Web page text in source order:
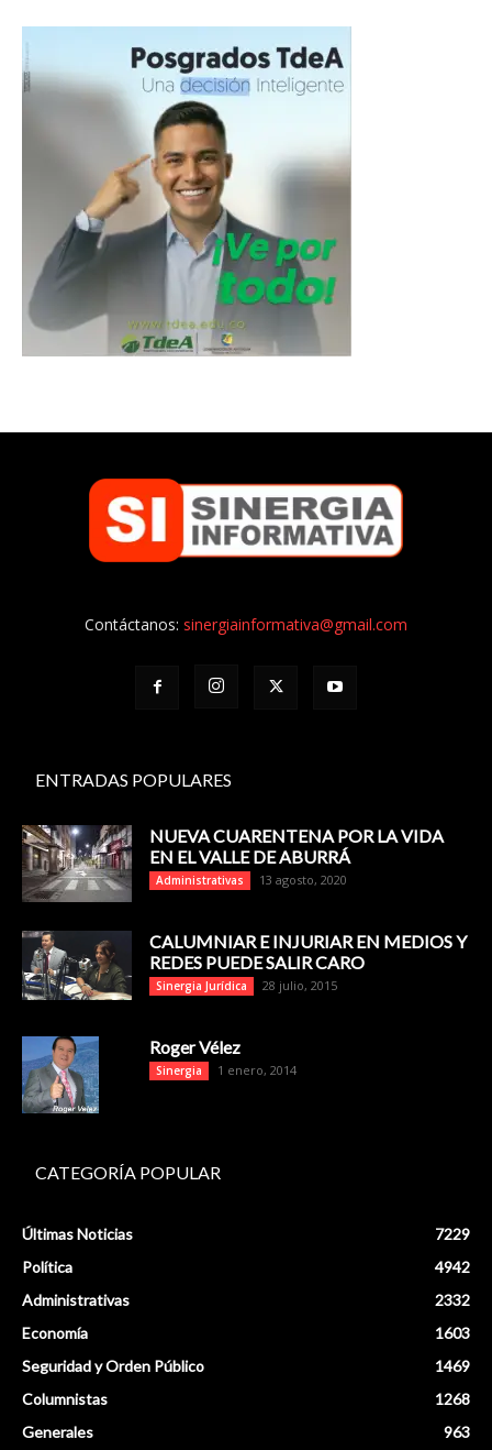
Contáctanos: sinergiainformativa@gmail.com
ENTRADAS POPULARES
NUEVA CUARENTENA POR LA VIDA
EN EL VALLE DE ABURRÁ
Administrativas 13 agosto, 2020
CALUMNIAR E INJURIAR EN MEDIOS Y
REDES PUEDE SALIR CARO
Sinergia Jurídica 28 julio, 2015
Roger Vélez
Sinergia 1 enero, 2014
CATEGORÍA POPULAR
Últimas Noticias
7229
Política
4942
Administrativas
2332
Economía
1603
Seguridad y Orden Público
1469
Columnistas
1268
Generales
963